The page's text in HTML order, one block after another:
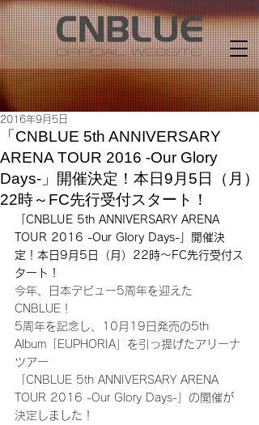
「CNBLUE 5th ANNIVERSARY
ARENA TOUR 2016 -Our Glory
Days-」開催決定！本日9月5日（月）
22時～FC先行受付スタート！
2016年9月5日
「CNBLUE 5th ANNIVERSARY ARENA
TOUR 2016 -Our Glory Days-」開催決
定！本日9月5日（月）22時～FC先行受付ス
タート！
今年、日本デビュー5周年を迎えた
CNBLUE！
5周年を記念し、10月19日発売の5th
Album「EUPHORIA」を引っ提げたアリーナ
ツアー
「CNBLUE 5th ANNIVERSARY ARENA
TOUR 2016 -Our Glory Days-」の開催が
決定しました！